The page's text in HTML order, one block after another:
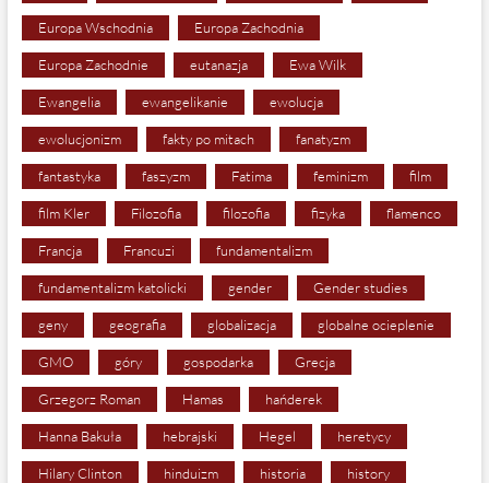
Europa Wschodnia Europa Zachodnia
Europa Zachodnie eutanazja Ewa Wilk
Ewangelia ewangelikanie ewolucja
ewolucjonizm fakty po mitach fanatyzm
fantastyka faszyzm Fatima feminizm film
film Kler Filozofia filozofia fizyka flamenco
Francja Francuzi fundamentalizm
fundamentalizm katolicki gender Gender studies
geny geografia globalizacja globalne ocieplenie
GMO góry gospodarka Grecja
Grzegorz Roman Hamas hańderek
Hanna Bakuła hebrajski Hegel heretycy
Hilary Clinton hinduizm historia history